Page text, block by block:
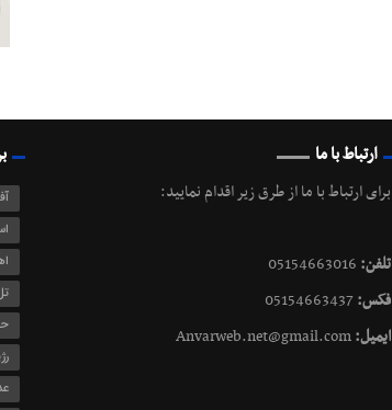
ارتباط با ما
برای ارتباط با ما از طرق زیر اقدام نمایید:
تلفن:
فکس:05154663437
ایمیل: